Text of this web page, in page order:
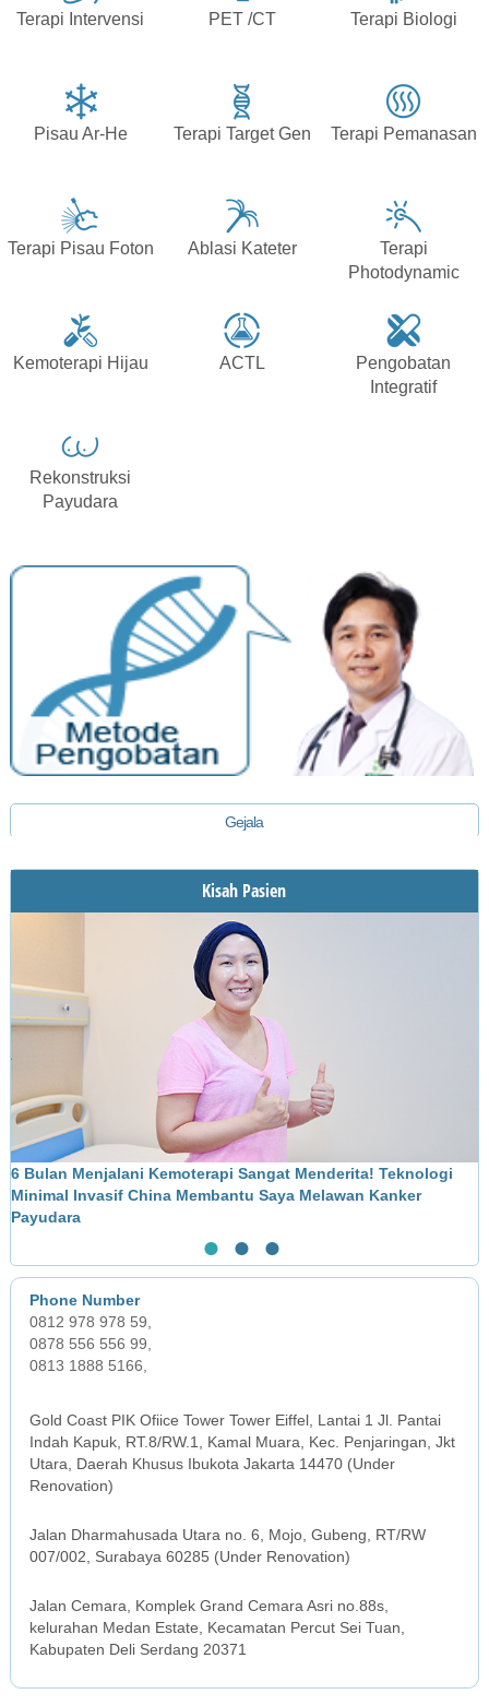
Terapi Intervensi PET /CT Terapi Biologi
Pisau Ar-He Terapi Target Gen Terapi Pemanasan
Terapi Pisau Foton Ablasi Kateter
Terapi
Photodynamic
Kemoterapi Hijau ACTL
Pengobatan
Integratif
Rekonstruksi
Payudara
Gejala
Pengobatan
Kisah Pasien
6 Bulan Menjalani Kemoterapi Sangat Menderita! Teknologi
Minimal Invasif China Membantu Saya Melawan Kanker
Payudara
● ● ●
0812 978 978 59,
0878 556 556 99,
0813 1888 5166,
Gold Coast PIK Ofiice Tower Tower Eiffel, Lantai 1 Jl. Pantai
Indah Kapuk, RT.8/RW.1, Kamal Muara, Kec. Penjaringan, Jkt
Utara, Daerah Khusus Ibukota Jakarta 14470 (Under
Renovation)
Jalan Dharmahusada Utara no. 6, Mojo, Gubeng, RT/RW
007/002, Surabaya 60285 (Under Renovation)
Jalan Cemara, Komplek Grand Cemara Asri no.88s,
kelurahan Medan Estate, Kecamatan Percut Sei Tuan,
Kabupaten Deli Serdang 20371